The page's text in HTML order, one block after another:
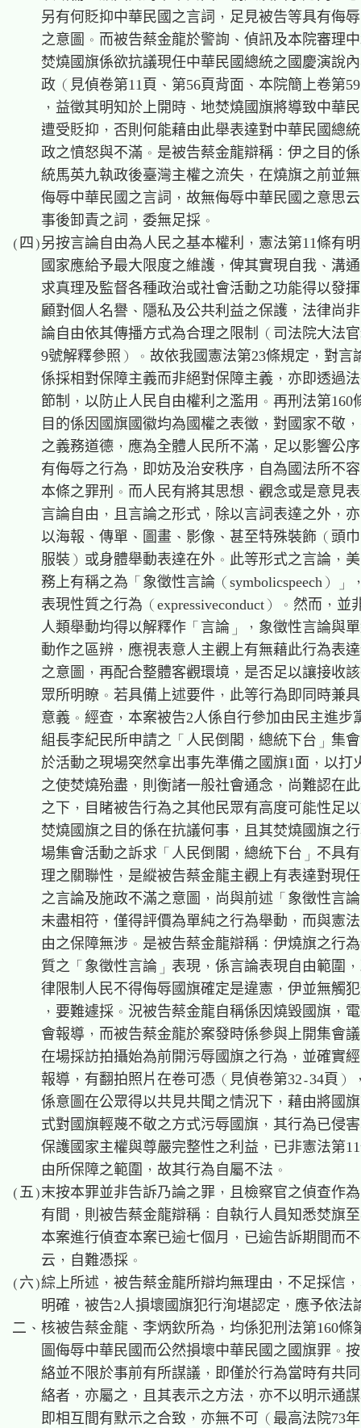
另有何貶抑中華民國之言詞，足見被告等具有侮
之意圖。而被告蔡金龍於警詢、偵訊及本院審理
焚燒國旗係欲抗議現任中華民國總統之國慶演說
政（見偵卷第11頁、第56頁背面、本院簡上卷第
，益徵其明知於上開時、地焚燒國旗將導致中華
遭受貶抑，否則何能藉由此舉表達對中華民國總
政之憤怒與不滿。是被告蔡金龍辯稱：伊之目的
統馬英九執政後臺灣主權之流失，在燒旗之前並
侮辱中華民國之言詞，故無侮辱中華民國之意思
    事後卸責之詞，委無足採。
(四)另按言論自由為人民之基本權利，憲法第11條有
國家應給予最大限度之維護，俾其實現自我、溝
求真理及監督各種政治或社會活動之功能得以發
顧對個人名譽、隱私及公共利益之保護，法律尚
論自由依其傳播方式為合理之限制（司法院大法
9號解釋參照）。故依我國憲法第23條規定，對言
係採相對保障主義而非絕對保障主義，亦即透過
節制，以防止人民自由權利之濫用。再刑法第160
目的係因國旗國徽均為國權之表徵，對國家不敬
之義務道德，應為全體人民所不滿，足以影響公
有侮辱之行為，即妨及治安秩序，自為國法所不
本條之罪刑。而人民有將其思想、觀念或是意見
言論自由，且言論之形式，除以言詞表達之外，
以海報、傳單、圖畫、影像、甚至特殊裝飾（頭
服裝）或身體舉動表達在外。此等形式之言論，
務上有稱之為「象徵性言論（symbolicspeech）」
表現性質之行為（expressiveconduct）。然而，並
人類舉動均得以解釋作「言論」，象徵性言論與
動作之區辨，應視表意人主觀上有無藉此行為表
之意圖，再配合整體客觀環境，是否足以讓接收
眾所明瞭。若具備上述要件，此等行為即同時兼
意義。經查，本案被告2人係自行參加由民主進步
組長李紀民所申請之「人民倒閣，總統下台」集
於活動之現場突然拿出事先準備之國旗1面，以打
之使焚燒殆盡，則衡諸一般社會通念，尚難認在
之下，目睹被告行為之其他民眾有高度可能性足
焚燒國旗之目的係在抗議何事，且其焚燒國旗之
場集會活動之訴求「人民倒閣，總統下台」不具
理之關聯性，是縱被告蔡金龍主觀上有表達對現
之言論及施政不滿之意圖，尚與前述「象徵性言
未盡相符，僅得評價為單純之行為舉動，而與憲
由之保障無涉。是被告蔡金龍辯稱：伊燒旗之行
質之「象徵性言論」表現，係言論表現自由範圍
律限制人民不得侮辱國旗確定是違憲，伊並無觸
，要難遽採。況被告蔡金龍自稱係因燒毀國旗，
會報導，而被告蔡金龍於案發時係參與上開集會
在場採訪拍攝始為前開污辱國旗之行為，並確實
報導，有翻拍照片在卷可憑（見偵卷第32-34頁）
係意圖在公眾得以共見共聞之情況下，藉由將國
式對國旗輕蔑不敬之方式污辱國旗，其行為已侵
保護國家主權與尊嚴完整性之利益，已非憲法第
    由所保障之範圍，故其行為自屬不法。
(五)末按本罪並非告訴乃論之罪，且檢察官之偵查作
有間，則被告蔡金龍辯稱：自執行人員知悉焚旗
本案進行偵查本案已逾七個月，已逾告訴期間而
    云，自難憑採。
(六)綜上所述，被告蔡金龍所辯均無理由，不足採信
明確，被告2人損壞國旗犯行洵堪認定，應予依法
二、核被告蔡金龍、李炳欽所為，均係犯刑法第160條
圖侮辱中華民國而公然損壞中華民國之國旗罪。
絡並不限於事前有所謀議，即僅於行為當時有共
絡者，亦屬之，且其表示之方法，亦不以明示通
即相互間有默示之合致，亦無不可（最高法院73